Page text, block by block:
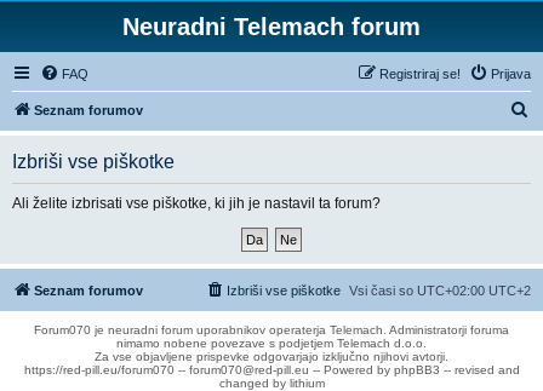
Neuradni Telemach forum
FAQ Prijava
Registriraj se!
Seznam forumov
s
Izbriši vse piškotke
Ali želite izbrisati vse piškotke, ki jih je nastavil ta forum?
Seznam forumov Vsi časi so UTC+02:00 UTC+2
Izbriši vse piškotke
Forum070 je neuradni forum uporabnikov operaterja Telemach. Administratorji foruma
nimamo nobene povezave s podjetjem Telemach d.o.o.
Za vse objavljene prispevke odgovarjajo izključno njihovi avtorji.
https://red-pill.eu/forum070 -- forum070@red-pill.eu -- Powered by phpBB3 -- revised and
changed by lithium